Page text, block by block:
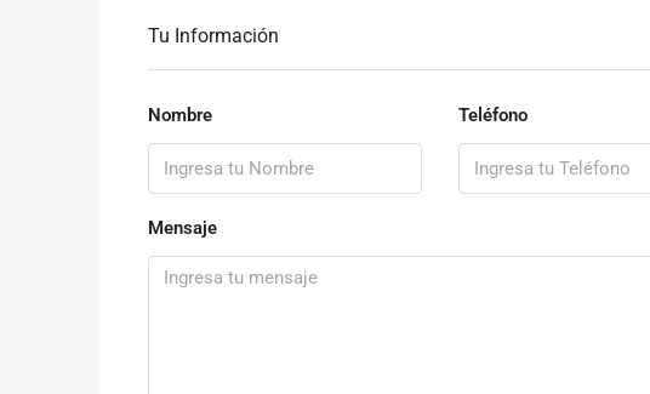
Tu Información
Nombre Teléfono
Mensaje